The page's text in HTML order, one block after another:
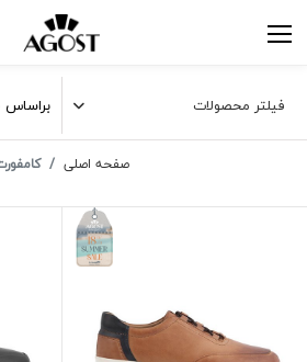
فیلتر محصولات
صفحه اصلی